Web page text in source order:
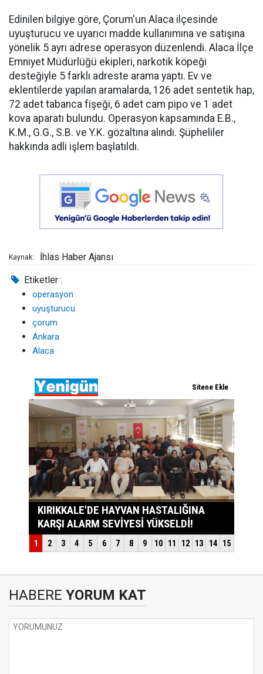
Edinilen bilgiye göre, Çorum'un Alaca ilçesinde
uyuşturucu ve uyarıcı madde kullanımına ve satışına
yönelik 5 ayrı adrese operasyon düzenlendi. Alaca İlçe
Emniyet Müdürlüğü ekipleri, narkotik köpeği
desteğiyle 5 farklı adreste arama yaptı. Ev ve
eklentilerde yapılan aramalarda, 126 adet sentetik hap,
72 adet tabanca fişeği, 6 adet cam pipo ve 1 adet
kova aparatı bulundu. Operasyon kapsamında E.B.,
K.M., G.G., S.B. ve Y.K. gözaltına alındı. Şüpheliler
hakkında adli işlem başlatıldı.
Kaynak: İhlas Haber Ajansı
Etiketler :
operasyon
uyuşturucu
çorum
Ankara
Alaca
HABERE YORUM KAT